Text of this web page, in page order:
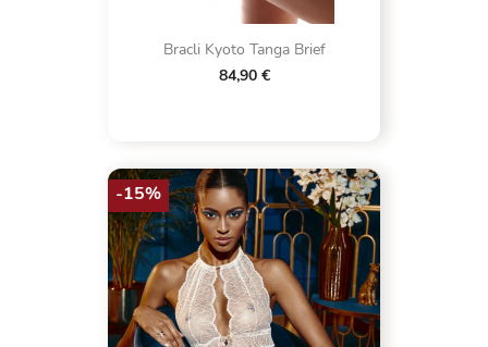
Bracli Kyoto Tanga Brief
84,90 €
-15%